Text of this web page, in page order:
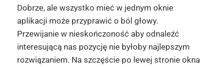
Dobrze, ale wszystko mieć w jednym oknie
aplikacji może przyprawić o ból głowy.
Przewijanie w nieskończoność aby odnaleźć
interesującą nas pozycję nie byłoby najlepszym
rozwiązaniem. Na szczęście po lewej stronie okna